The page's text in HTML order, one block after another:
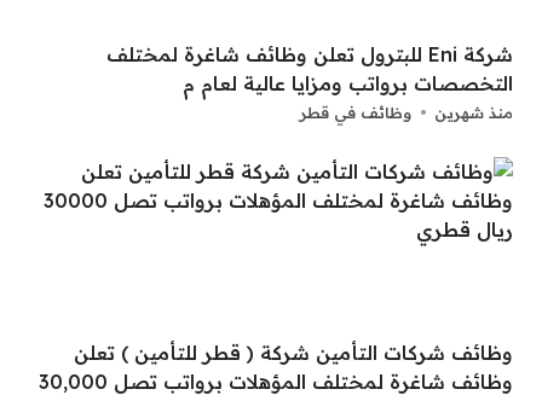
شركة Eni للبترول تعلن وظائف شاغرة لمختلف
التخصصات برواتب ومزايا عالية لعام م
منذ شهرين وظائف في قطر
وظائف شركات التأمين شركة ( قطر للتأمين ) تعلن
وظائف شاغرة لمختلف المؤهلات برواتب تصل 30,000